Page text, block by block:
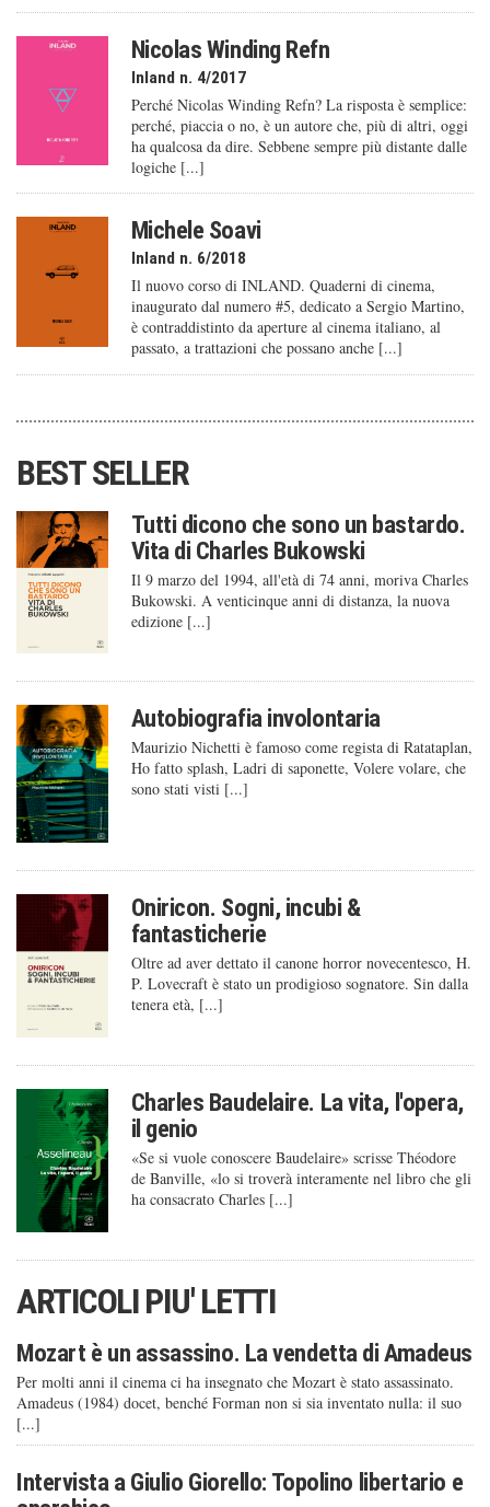
Nicolas Winding Refn
Inland n. 4/2017
Perché Nicolas Winding Refn? La risposta è semplice:
perché, piaccia o no, è un autore che, più di altri, oggi
ha qualcosa da dire. Sebbene sempre più distante dalle
logiche [...]
Michele Soavi
Inland n. 6/2018
Il nuovo corso di INLAND. Quaderni di cinema,
inaugurato dal numero #5, dedicato a Sergio Martino,
è contraddistinto da aperture al cinema italiano, al
passato, a trattazioni che possano anche [...]
BEST SELLER
Tutti dicono che sono un bastardo.
Vita di Charles Bukowski
Il 9 marzo del 1994, all'età di 74 anni, moriva Charles
Bukowski. A venticinque anni di distanza, la nuova
edizione [...]
Autobiografia involontaria
Maurizio Nichetti è famoso come regista di Ratataplan,
Ho fatto splash, Ladri di saponette, Volere volare, che
sono stati visti [...]
Oniricon. Sogni, incubi &
fantasticherie
Oltre ad aver dettato il canone horror novecentesco, H.
P. Lovecraft è stato un prodigioso sognatore. Sin dalla
tenera età, [...]
Charles Baudelaire. La vita, l'opera,
il genio
«Se si vuole conoscere Baudelaire» scrisse Théodore
de Banville, «lo si troverà interamente nel libro che gli
ha consacrato Charles [...]
ARTICOLI PIU' LETTI
Mozart è un assassino. La vendetta di Amadeus
Per molti anni il cinema ci ha insegnato che Mozart è stato assassinato.
Amadeus (1984) docet, benché Forman non si sia inventato nulla: il suo
[...]
Intervista a Giulio Giorello: Topolino libertario e